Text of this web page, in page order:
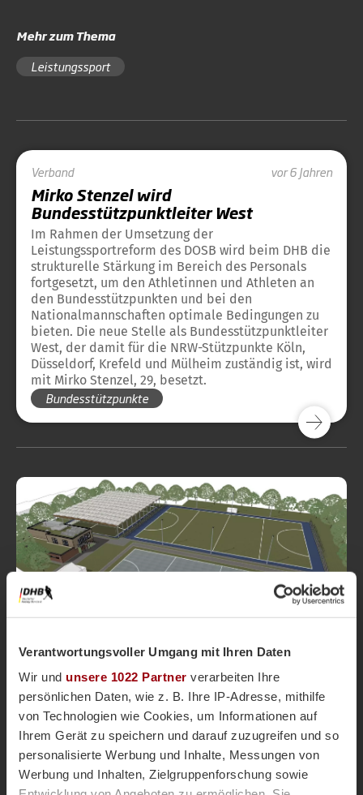
Verantwortungsvoller Umgang mit Ihren Daten
Wir und unsere 1022 Partner verarbeiten Ihre
persönlichen Daten, wie z. B. Ihre IP-Adresse, mithilfe
von Technologien wie Cookies, um Informationen auf
Ihrem Gerät zu speichern und darauf zuzugreifen und so
personalisierte Werbung und Inhalte, Messungen von
Werbung und Inhalten, Zielgruppenforschung sowie
Mehr zum Thema
Leistungssport
Verband vor 6 Jahren
Mirko Stenzel wird
Bundesstützpunktleiter West
Im Rahmen der Umsetzung der
Leistungssportreform des DOSB wird beim DHB die
strukturelle Stärkung im Bereich des Personals
fortgesetzt, um den Athletinnen und Athleten an
den Bundesstützpunkten und bei den
Nationalmannschaften optimale Bedingungen zu
bieten. Die neue Stelle als Bundesstützpunktleiter
West, der damit für die NRW-Stützpunkte Köln,
Düsseldorf, Krefeld und Mülheim zuständig ist, wird
mit Mirko Stenzel, 29, besetzt.
Bundesstützpunkte
Magazin vor 3 Jahren
Hamburger Bundesstützpunkt Hockey -
Neue Heimat am Hemmingstedter Weg
Am Hemmingstedter Weg in Hamburg wird künftig
ein neuer Bundesstützpunkt für rund 14 Millionen
Euro das zuhause für viele der deutschen
Nationalspieler*innen sein. Da das
Leistungszentrum auf dem Gelände der Universität
am Rothenbaum nicht mehr ausreicht, hat sich die
Freie Hansestadt Hamburg dazu entschieden,
Bundesstützpunkte